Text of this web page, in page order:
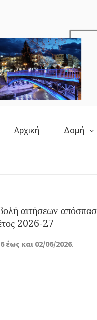
Αρχική Δομή
αιτήσεων
2026-27
έως και 02/06/2026.